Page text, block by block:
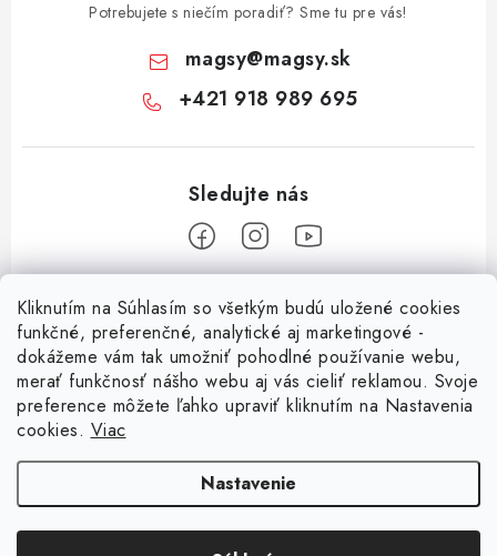
Kliknutím na Súhlasím so všetkým budú uložené cookies
funkčné, preferenčné, analytické aj marketingové -
dokážeme vám tak umožniť pohodlné používanie webu,
merať funkčnosť nášho webu aj vás cieliť reklamou. Svoje
preference môžete ľahko upraviť kliknutím na Nastavenia
cookies. Viac
Nastavenie
Potrebujete s niečím poradiť? Sme tu pre vás!
magsy@magsy.sk
+421 918 989 695
Informácie pre vás
O nás
Obchodné podmienky
Facebook